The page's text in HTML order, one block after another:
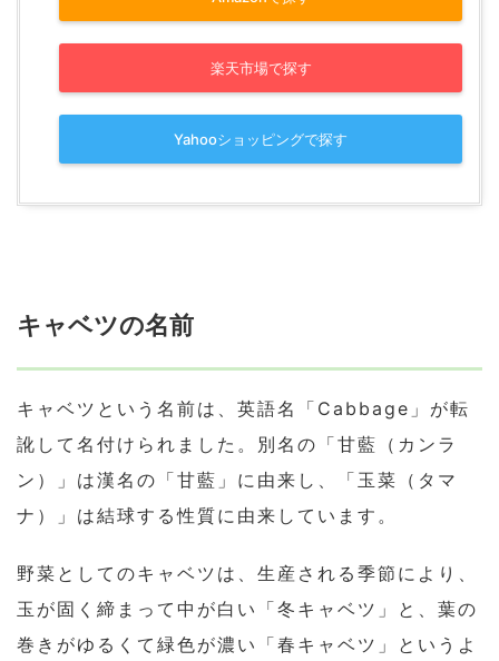
楽天市場で探す
Yahooショッピングで探す
キャベツの名前
キャベツという名前は、英語名「Cabbage」が転
訛して名付けられました。別名の「甘藍（カンラ
ン）」は漢名の「甘藍」に由来し、「玉菜（タマ
ナ）」は結球する性質に由来しています。
野菜としてのキャベツは、生産される季節により、
玉が固く締まって中が白い「冬キャベツ」と、葉の
巻きがゆるくて緑色が濃い「春キャベツ」というよ